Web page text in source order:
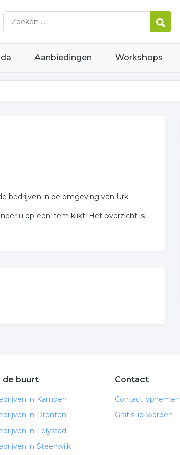
Aanbiedingen Workshops
bedrijven in de omgeving van Urk.
u op een item klikt. Het overzicht is
de buurt
in Kampen
in Dronten
in Lelystad
in Steenwijk
Contact
Contact opnemen
Gratis lid worden